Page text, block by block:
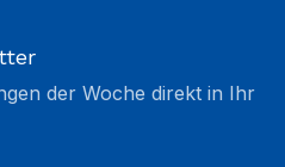
der Woche direkt in Ihr